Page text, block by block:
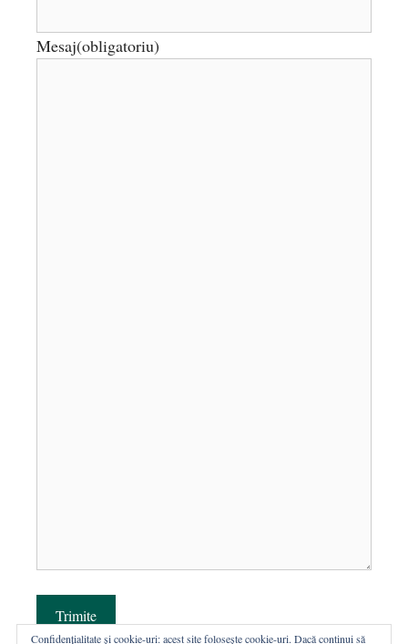
Mesaj(obligatoriu)
Trimite
Confidențialitate și cookie-uri: acest site folosește cookie-uri. Dacă continui să